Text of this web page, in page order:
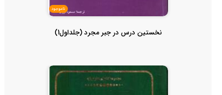
ناموجود
نخستین درس در جبر مجرد (جلداول1)